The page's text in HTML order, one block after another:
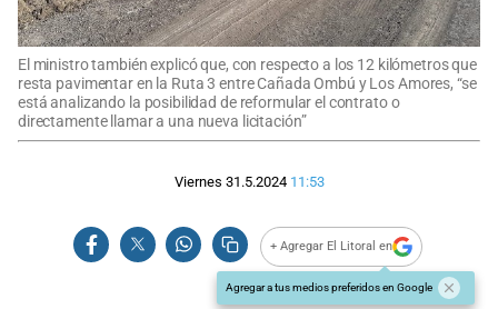
El ministro también explicó que, con respecto a los 12 kilómetros que
resta pavimentar en la Ruta 3 entre Cañada Ombú y Los Amores, “se
está analizando la posibilidad de reformular el contrato o
directamente llamar a una nueva licitación”
Viernes 31.5.2024 11:53
+ Agregar El Litoral en
Agregar a tus medios preferidos en Google